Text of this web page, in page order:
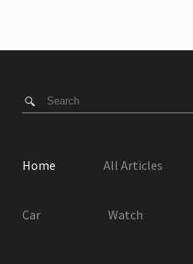
Home All Articles
Car Watch